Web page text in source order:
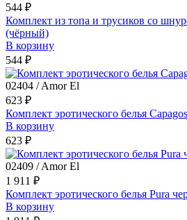
544 ₽
Комплект из топа и трусиков со
(чёрный)
В корзину
544 ₽
02404 / Amor El
623 ₽
Комплект эротического белья
В корзину
623 ₽
02409 / Amor El
1 911 ₽
Комплект эротического белья Pura
В корзину